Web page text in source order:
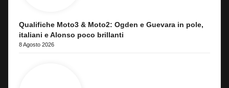
Qualifiche Moto3 & Moto2: Ogden e Guevara in pole,
italiani e Alonso poco brillanti
8 Agosto 2026